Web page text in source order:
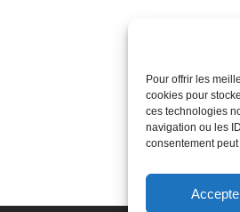
Pour offrir les
cookies pour
ces technologies
navigation ou les
consentement